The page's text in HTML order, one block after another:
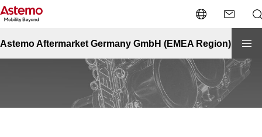
Astemo Aftermarket Germany GmbH (EMEA Region)
Strona główna